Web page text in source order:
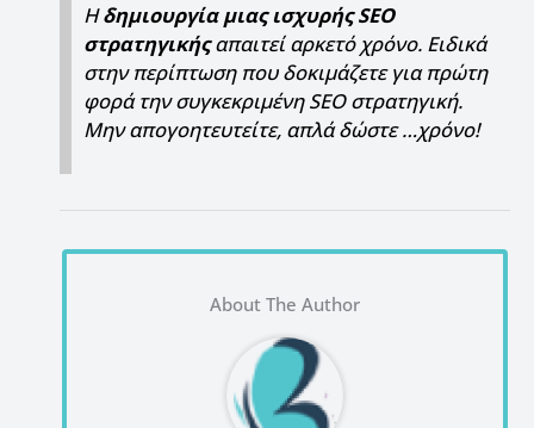
Ηδημιουργία μιας ισχυρής SEO
στρατηγικήςαπαιτεί αρκετό χρόνο. Ειδικά
στην περίπτωση που δοκιμάζετε για πρώτη
φορά την συγκεκριμένη SEO στρατηγική.
Μην απογοητευτείτε, απλά δώστε …χρόνο!
About The Author